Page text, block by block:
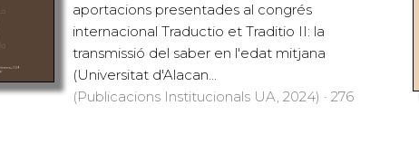
aportacions presentades al congrés
internacional Traductio et Traditio II: la
transmissió del saber en l'edat mitjana
(Universitat d'Alacan...
(Publicacions Institucionals UA, 2024) · 276